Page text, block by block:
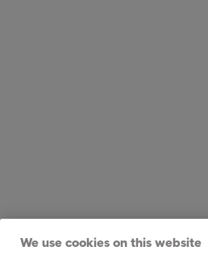
We use cookies on this website